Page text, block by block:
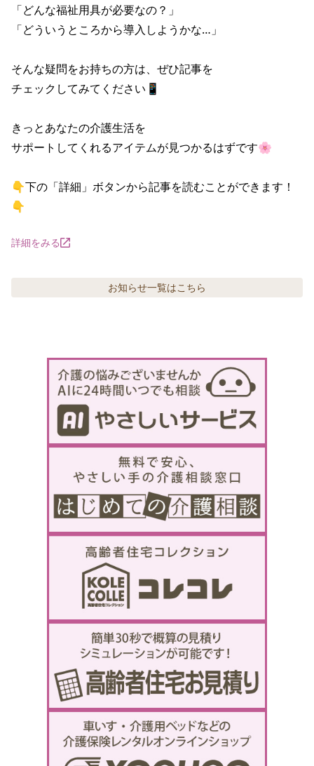
「どんな福祉用具が必要なの？」
「どういうところから導入しようかな…」
そんな疑問をお持ちの方は、ぜひ記事を
チェックしてみてください📱
きっとあなたの介護生活を
サポートしてくれるアイテムが見つかるはずです🌸
👇下の「詳細」ボタンから記事を読むことができます！
👇
詳細をみる
お知らせ一覧はこちら